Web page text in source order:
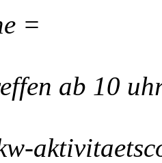
=
ab 10